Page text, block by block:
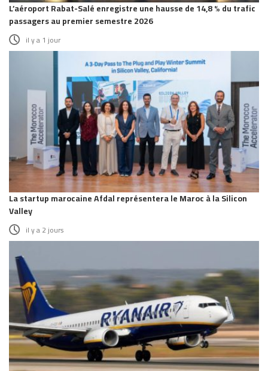
L’aéroport Rabat-Salé enregistre une hausse de 14,8 % du trafic
passagers au premier semestre 2026
il y a 1 jour
La startup marocaine Afdal représentera le Maroc à la Silicon
Valley
il y a 2 jours